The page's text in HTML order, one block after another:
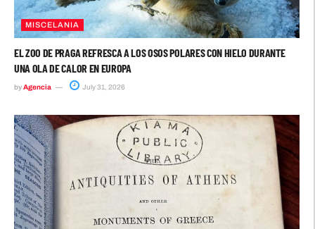
MISCELANIA
EL ZOO DE PRAGA REFRESCA A LOS OSOS POLARES CON HIELO DURANTE
UNA OLA DE CALOR EN EUROPA
byAgencia July 31, 2026